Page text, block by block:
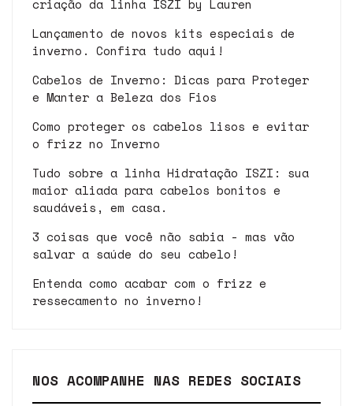
criação da linha ISZI by Lauren
Lançamento de novos kits especiais de
inverno. Confira tudo aqui!
Cabelos de Inverno: Dicas para Proteger
e Manter a Beleza dos Fios
Como proteger os cabelos lisos e evitar
o frizz no Inverno
Tudo sobre a linha Hidratação ISZI: sua
maior aliada para cabelos bonitos e
saudáveis, em casa.
3 coisas que você não sabia - mas vão
salvar a saúde do seu cabelo!
Entenda como acabar com o frizz e
ressecamento no inverno!
NOS ACOMPANHE NAS REDES SOCIAIS